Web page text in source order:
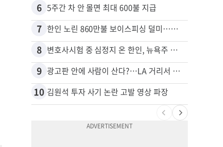
6 5주간 차 안 몰면 최대 600불 지급
7 한인 노린 860만불 보이스피싱 덜미…영사관·한국 검찰 사칭
8 변호사시험 중 심정지 온 한인, 뉴욕주 제소
9 광고판 안에 사람이 산다?…LA 거리서 화제
10 김원석 투자 사기 논란 고발 영상 파장